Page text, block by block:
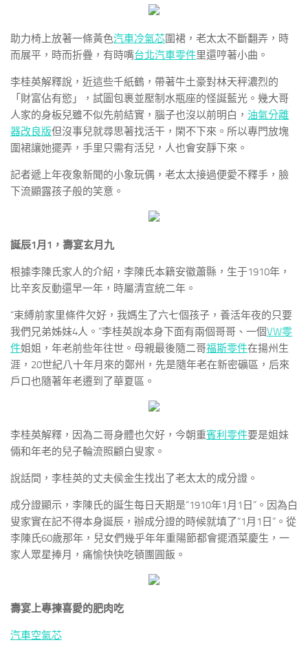
助力椅上放著一條黃色汽車冷氣芯圍裙，老太太不斷翻弄，時
而展平，時而折疊，有時嘴台北汽車零件里還哼著小曲。
李桂英解釋說，近這些千紙鶴，帶著牛土豪對林天秤濃烈的
「財富佔有慾」，試圖包裹並壓制水瓶座的怪誕藍光。幾大哥
人家的身板兒雖不似先前結實，腦子也沒以前明白， 油氣分離
器改良版但沒事兒就尋思著找活干，閑不下來。所以專門放塊
圍裙讓她擺弄，手里只需有活兒，人也會安靜下來。
記者遞上年夜象新聞的小象玩偶，老太太接過便愛不釋手，臉
下流顯露孩子般的笑意。
誕辰1月1，壽宴玄月九
根據李陳氏家人的介紹，李陳氏本籍安徽蕭縣，生于1910年，
比辛亥反動還早一年，時屬清宣統二年。
“束縛前家里條件欠好，我媽生了六七個孩子，養活年夜的只要
我們兄弟姊妹4人。”李桂英說本身下面有兩個哥哥、一個VW零
件姐姐，年老前些年往世。母親最後隨二哥福斯零件在揚州生
涯，20世紀八十年月來的鄭州，先是隨年老在新密礦區，后來
戶口也隨著年老遷到了華夏區。
李桂英解釋，因為二哥身體也欠好，今朝重賓利零件要是姐妹
倆和年老的兒子輪流照顧白叟家。
說話間，李桂英的丈夫侯金生找出了老太太的成分證。
成分證顯示，李陳氏的誕生每日天期是“1910年1月1日”。因為白
叟家實在記不得本身誕辰，辦成分證的時候就填了“1月1日”。從
李陳氏60歲那年，兒女們幾乎年年重陽節都會擺酒菜慶生，一
家人眾星捧月，痛愉快快吃頓團圓飯。
壽宴上專揀喜愛的肥肉吃
汽車空氣芯